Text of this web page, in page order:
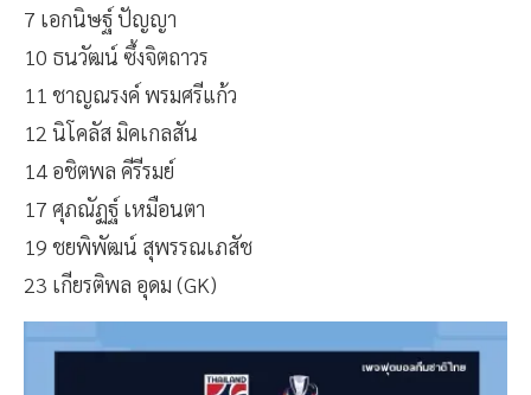
7 เอกนิษฐ์ ปัญญา
10 ธนวัฒน์ ซึ้งจิตถาวร
11 ชาญณรงค์ พรมศรีแก้ว
12 นิโคลัส มิคเกลสัน
14 อชิตพล คีรีรมย์
17 ศุภณัฏฐ์ เหมือนตา
19 ชยพิพัฒน์ สุพรรณเภสัช
23 เกียรติพล อุดม (GK)